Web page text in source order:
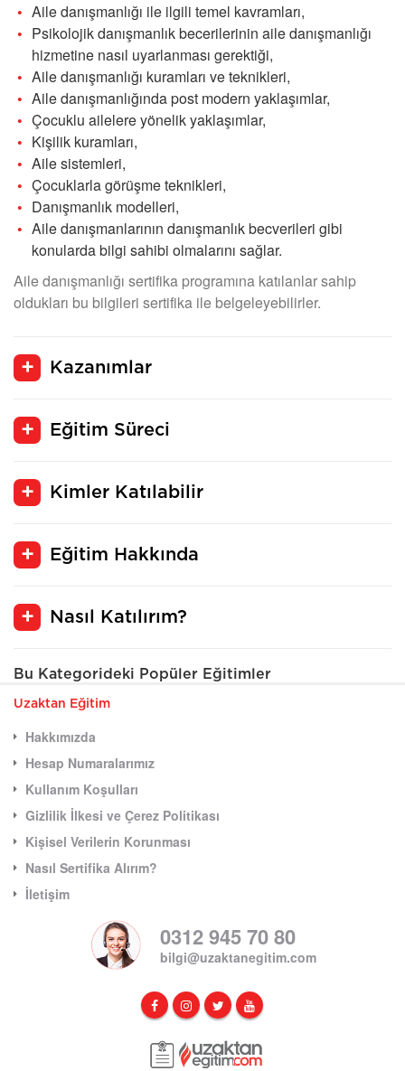
Aile danışmanlığı ile ilgili temel kavramları,
Psikolojik danışmanlık becerilerinin aile danışmanlığı
hizmetine nasıl uyarlanması gerektiği,
Aile danışmanlığı kuramları ve teknikleri,
Aile danışmanlığında post modern yaklaşımlar,
Çocuklu ailelere yönelik yaklaşımlar,
Kişilik kuramları,
Aile sistemleri,
Çocuklarla görüşme teknikleri,
Danışmanlık modelleri,
Aile danışmanlarının danışmanlık becverileri gibi
konularda bilgi sahibi olmalarını sağlar.
Aile danışmanlığı sertifika programına katılanlar sahip
oldukları bu bilgileri sertifika ile belgeleyebilirler.
Kazanımlar
Eğitim Süreci
Kimler Katılabilir
Eğitim Hakkında
Nasıl Katılırım?
Bu Kategorideki Popüler Eğitimler
Uzaktan Eğitim
Hakkımızda
Hesap Numaralarımız
Kullanım Koşulları
Gizlilik İlkesi ve Çerez Politikası
Kişisel Verilerin Korunması
Nasıl Sertifika Alırım?
İletişim
0312 945 70 80
bilgi@uzaktanegitim.com